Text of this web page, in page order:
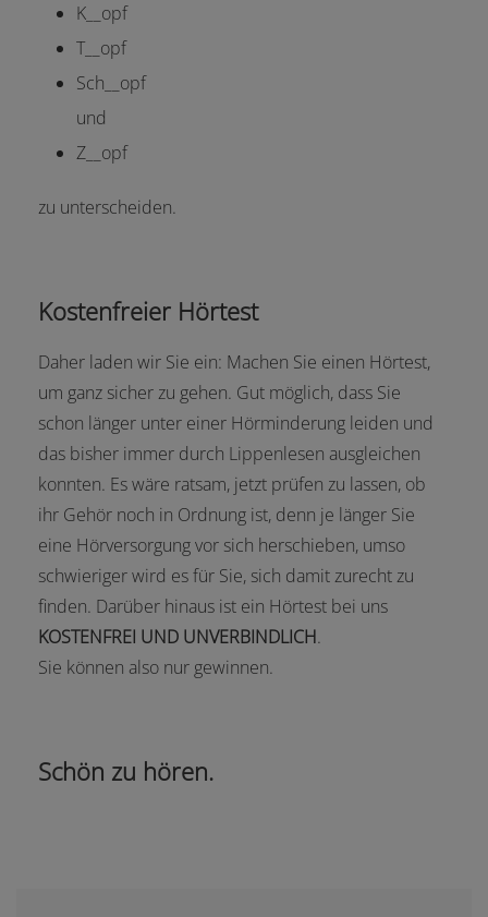
K__opf
T__opf
Sch__opf
und
Z__opf
zu unterscheiden.
Kostenfreier Hörtest
Daher laden wir Sie ein: Machen Sie einen Hörtest,
um ganz sicher zu gehen. Gut möglich, dass Sie
schon länger unter einer Hörminderung leiden und
das bisher immer durch Lippenlesen ausgleichen
konnten. Es wäre ratsam, jetzt prüfen zu lassen, ob
ihr Gehör noch in Ordnung ist, denn je länger Sie
eine Hörversorgung vor sich herschieben, umso
schwieriger wird es für Sie, sich damit zurecht zu
finden. Darüber hinaus ist ein Hörtest bei uns
KOSTENFREI UND UNVERBINDLICH.
Sie können also nur gewinnen.
Schön zu hören.